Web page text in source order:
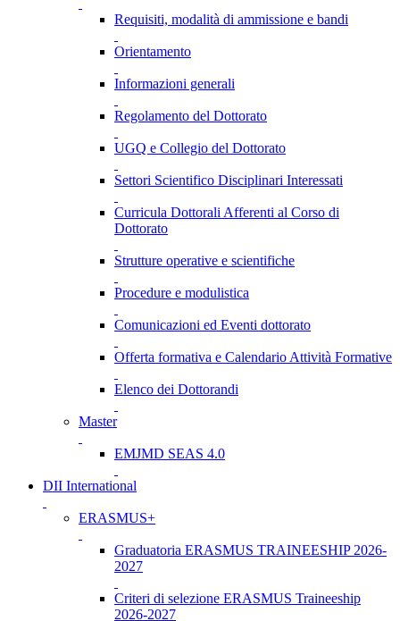
Requisiti, modalità di ammissione e bandi
Orientamento
Informazioni generali
Regolamento del Dottorato
UGQ e Collegio del Dottorato
Settori Scientifico Disciplinari Interessati
Curricula Dottorali Afferenti al Corso di
Dottorato
Strutture operative e scientifiche
Procedure e modulistica
Comunicazioni ed Eventi dottorato
Offerta formativa e Calendario Attività Formative
Elenco dei Dottorandi
Master
EMJMD SEAS 4.0
DII International
ERASMUS+
Graduatoria ERASMUS TRAINEESHIP 2026-
2027
Criteri di selezione ERASMUS Traineeship
2026-2027